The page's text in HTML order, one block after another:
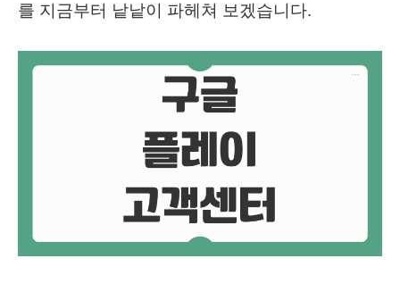
를 지금부터 낱낱이 파헤쳐 보겠습니다.